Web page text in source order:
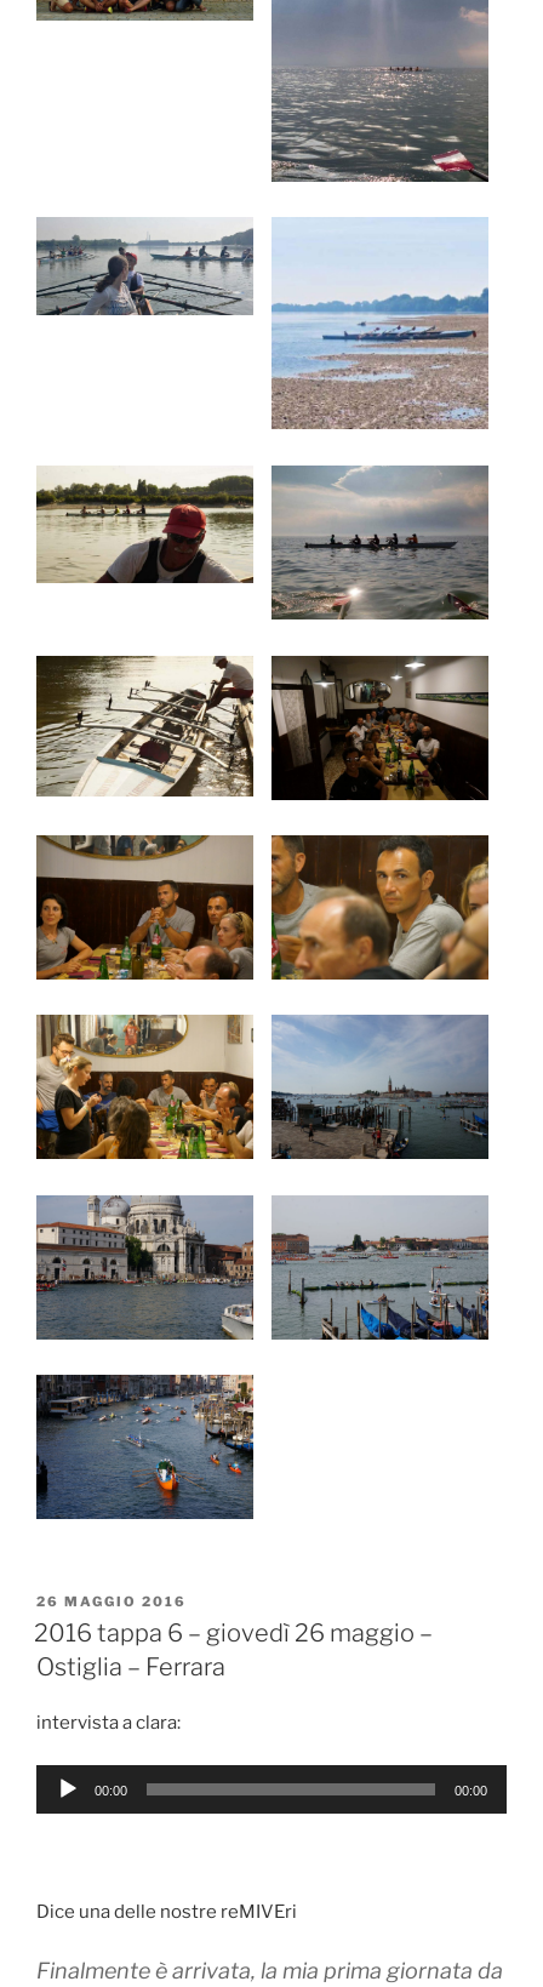
PUBBLICATO
IL
26 MAGGIO 2016
2016 tappa 6 – giovedì 26 maggio –
Ostiglia – Ferrara
intervista a clara:
Audio
00:00 00:00
Dice una delle nostre reMIVEri
Finalmente è arrivata, la mia prima giornata da